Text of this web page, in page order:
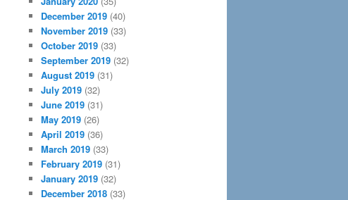
December 2019 (40)
November 2019 (33)
October 2019 (33)
September 2019 (32)
August 2019 (31)
July 2019 (32)
June 2019 (31)
May 2019 (26)
April 2019 (36)
March 2019 (33)
February 2019 (31)
January 2019 (32)
December 2018 (33)